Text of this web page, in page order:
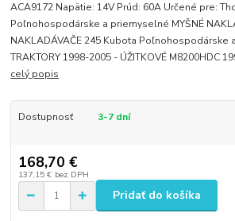
ACA9172 Napätie: 14V Prúd: 60A Určené pre:
Poľnohospodárske a priemyselné MYŠNÉ
NAKLADÁVAČE 245 Kubota Poľnohospodárske
TRAKTORY 1998-2005 - ÚŽITKOVÉ M8200HDC
celý popis
Dostupnosť 3-7 dní
168,70 €
137,15 € bez DPH
Pridať do košíka